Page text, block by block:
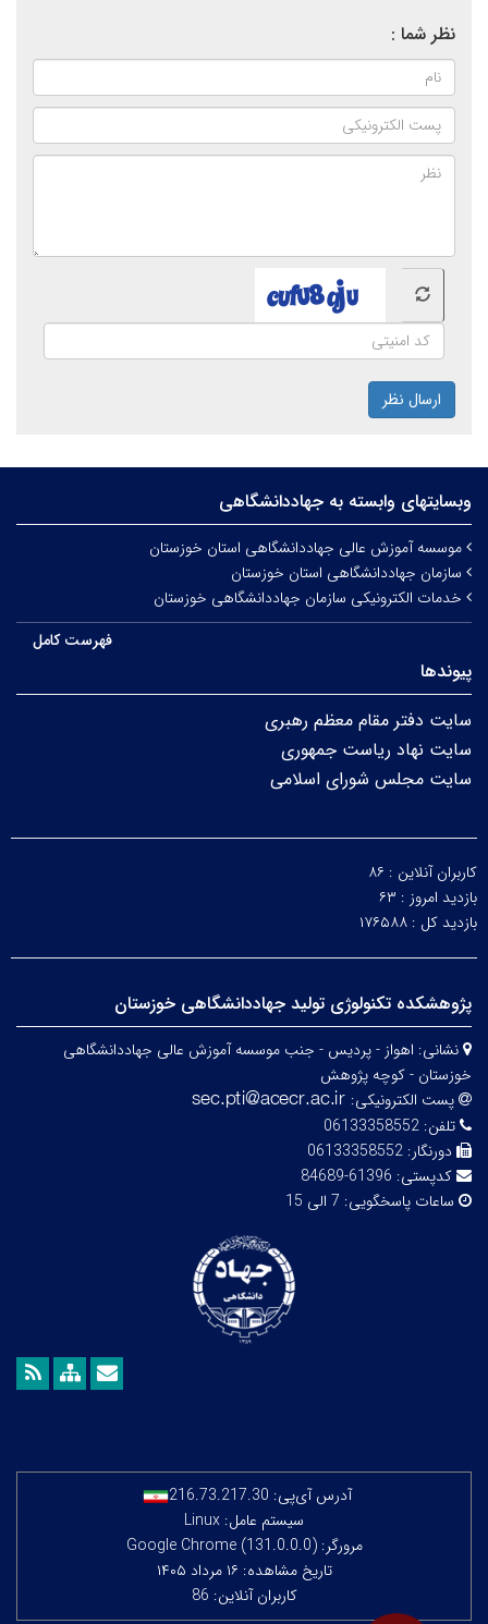
نظر شما :
ارسال نظر
وبسایتهای وابسته به جهاددانشگاهی
موسسه آموزش عالی جهاددانشگاهی استان خوزستان
سازمان جهاددانشگاهی استان خوزستان
خدمات الکترونیکی سازمان جهاددانشگاهی خوزستان
فهرست کامل
پیوندها
سایت دفتر مقام معظم رهبری
سایت نهاد ریاست جمهوری
سایت مجلس شورای اسلامی
کاربران آنلاین : ۸۶
بازدید امروز : ۶۳
بازدید کل : ۱۷۶۵۸۸
پژوهشکده تکنولوژی تولید جهاددانشگاهی خوزستان
نشانی: اهواز - پردیس - جنب موسسه آموزش عالی جهاددانشگاهی
خوزستان - کوچه پژوهش
پست الکترونیکی:
تلفن: 06133358552
دورنگار: 06133358552
کدپستی: 61396-84689
ساعات پاسخگویی: 7 الی 15
آدرس آی‌پی: 216.73.217.30
سیستم عامل: Linux
مرورگر: Google Chrome (131.0.0.0)
تاریخ مشاهده: ۱۶ مرداد ۱۴۰۵
کاربران آنلاین: 86